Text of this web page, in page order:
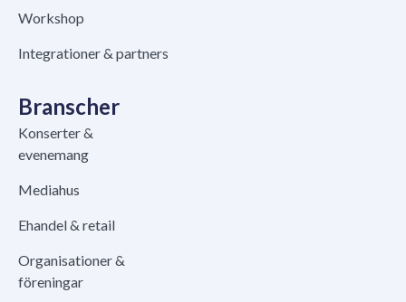
Workshop
Integrationer & partners
Branscher
Konserter &
evenemang
Mediahus
Ehandel & retail
Organisationer &
föreningar